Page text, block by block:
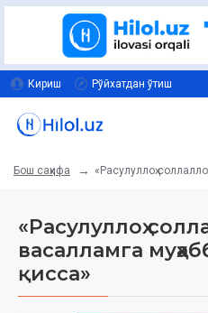
Кириш Рўйхатдан ўтиш
Бош саҳифа «Расулуллоҳ
«Расулуллоҳ
васалламга
қисса»